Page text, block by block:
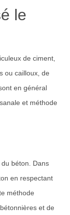
le
de ciment,
ou cailloux, de
en général
et méthode
béton. Dans
en respectant
méthode
et de